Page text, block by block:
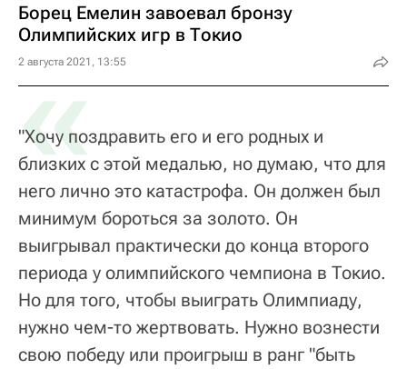
Борец Емелин завоевал бронзу
Олимпийских игр в Токио
2 августа 2021, 13:55
«
"Хочу поздравить его и его родных и
близких с этой медалью, но думаю, что для
него лично это катастрофа. Он должен был
минимум бороться за золото. Он
выигрывал практически до конца второго
периода у олимпийского чемпиона в Токио.
Но для того, чтобы выиграть Олимпиаду,
нужно чем-то жертвовать. Нужно вознести
свою победу или проигрыш в ранг "быть